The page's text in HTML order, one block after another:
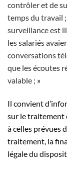
contrôler et de
temps du travail
surveillance est
les salariés
conversations
que les écoutes
valable ; »
Il convient
sur le traitement
à celles prévues
traitement, la
légale du